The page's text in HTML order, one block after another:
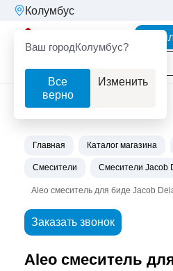
Колумбус
Ваш городКолумбус?
Все
верно
Изменить
Главная Каталог магазина
Смесители Смесители Jacob
Aleo смеситель для биде Jacob
Заказать звонок
Aleo смеситель